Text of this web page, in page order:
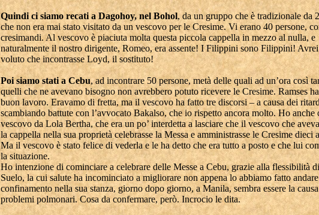
Quindi ci siamo recati a Dagohoy, nel Bohol, da un gruppo che è tradizionale da
che non era mai stato visitato da un vescovo per le Cresime. Vi erano 40 persone,
cresimandi. Al vescovo è piaciuta molta questa piccola cappella in mezzo al nulla, e
naturalmente il nostro dirigente, Romeo, era assente! I Filippini sono Filippini!
voluto che incontrasse Loyd, il sostituto!
Poi siamo stati a Cebu, ad incontrare 50 persone, metà delle quali ad un’ora così
quelli che ne avevano bisogno non avrebbero potuto ricevere le Cresime. Ramses
buon lavoro. Eravamo di fretta, ma il vescovo ha fatto tre discorsi – a causa dei
scambiando battute con l’avvocato Bakalso, che io rispetto ancora molto. Ho anche
vescovo da Lola Bertha, che era un po’ interdetta a lasciare che il vescovo che
la cappella nella sua proprietà celebrasse la Messa e amministrasse le Cresime dieci
Ma il vescovo è stato felice di vederla e le ha detto che era tutto a posto e che lui
la situazione.
Ho intenzione di cominciare a celebrare delle Messe a Cebu, grazie alla flessibilità
Suelo, la cui salute ha incominciato a migliorare non appena lo abbiamo fatto
confinamento nella sua stanza, giorno dopo giorno, a Manila, sembra essere la
problemi polmonari. Cosa da confermare, però. Incrocio le dita.